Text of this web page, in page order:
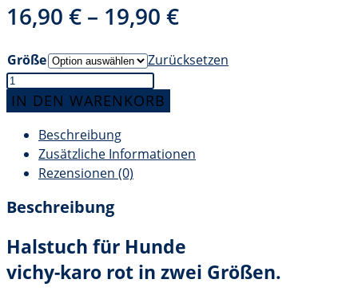
16,90 € – 19,90 €
Größe
Zurücksetzen
Halstuch
für
Hunde
Vichy-
karo
IN DEN WARENKORB
Beschreibung
Zusätzliche Informationen
Rezensionen (0)
Beschreibung
Halstuch für Hunde
vichy-karo rot in zwei Größen.